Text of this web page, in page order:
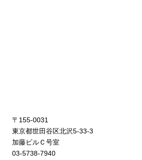
〒155-0031
東京都世田谷区北沢5-33-3
加藤ビルＣ号室
03-5738-7940